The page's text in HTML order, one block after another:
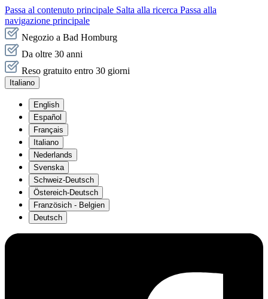
Passa al contenuto principale Salta alla ricerca Passa alla
navigazione principale
Negozio a Bad Homburg
Da oltre 30 anni
Reso gratuito entro 30 giorni
Italiano
English
Español
Français
Italiano
Nederlands
Svenska
Schweiz-Deutsch
Östereich-Deutsch
Französich - Belgien
Deutsch